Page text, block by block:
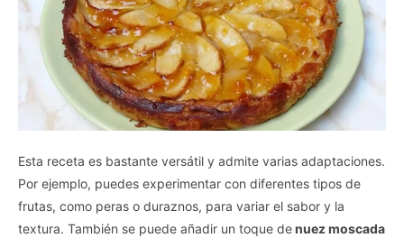
Esta receta es bastante versátil y admite varias adaptaciones.
Por ejemplo, puedes experimentar con diferentes tipos de
frutas, como peras o duraznos, para variar el sabor y la
textura. También se puede añadir un toque denuez moscada